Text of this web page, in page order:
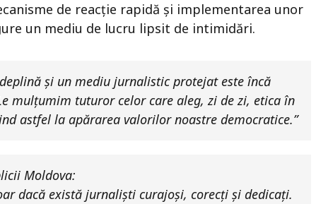
de reacție rapidă și implementarea unor
un mediu de lucru lipsit de intimidări.
și un mediu jurnalistic protejat este încă
mulțumim tuturor celor care aleg, zi de zi, etica în
astfel la apărarea valorilor noastre democratice.”
Moldova:
dacă există jurnaliști curajoși, corecți și dedicați.